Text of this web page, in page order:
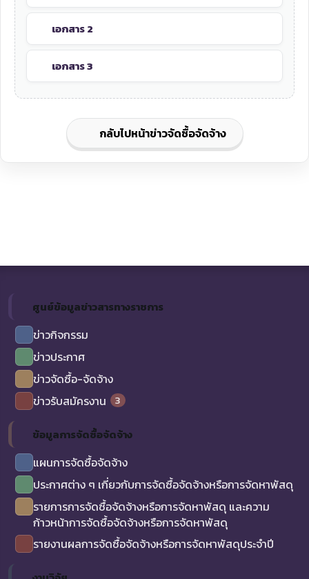
เอกสาร 2
เอกสาร 3
กลับไปหน้าข่าวจัดซื้อจัดจ้าง
ศูนย์ข้อมูลข่าวสารทางราชการ
ข่าวกิจกรรม
ข่าวประกาศ
ข่าวจัดซื้อ-จัดจ้าง
ข่าวรับสมัครงาน
3
ข้อมูลการจัดซื้อจัดจ้าง
แผนการจัดซื้อจัดจ้าง
ประกาศต่าง ๆ เกี่ยวกับการจัดซื้อจัดจ้างหรือการจัดหาพัสดุ
รายการการจัดซื้อจัดจ้างหรือการจัดหาพัสดุ และความ
ก้าวหน้าการจัดซื้อจัดจ้างหรือการจัดหาพัสดุ
รายงานผลการจัดซื้อจัดจ้างหรือการจัดหาพัสดุประจำปี